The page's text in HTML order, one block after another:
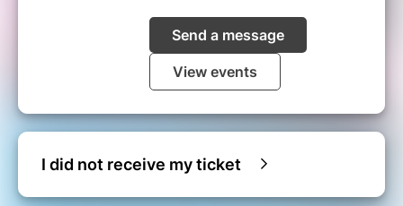
Send a message
View events
I did not receive my ticket